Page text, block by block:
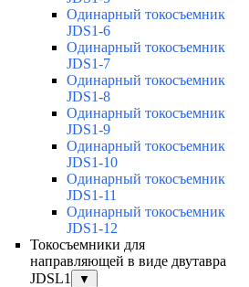
Одинарный токосъемник
JDS1-6
Одинарный токосъемник
JDS1-7
Одинарный токосъемник
JDS1-8
Одинарный токосъемник
JDS1-9
Одинарный токосъемник
JDS1-10
Одинарный токосъемник
JDS1-11
Одинарный токосъемник
JDS1-12
Токосъемники для
направляющей в виде двутавра
JDSL1
▼